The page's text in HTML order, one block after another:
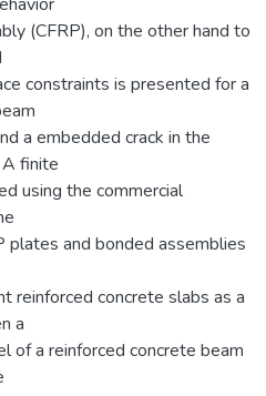
(CFRP), on the other hand to
constraints is presented for a
a embedded crack in the
finite
using the commercial
plates and bonded assemblies
reinforced concrete slabs as a
a
of a reinforced concrete beam